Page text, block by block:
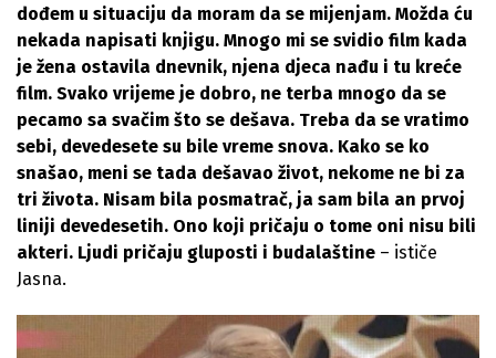
dođem u situaciju da moram da se mijenjam. Možda ću
nekada napisati knjigu. Mnogo mi se svidio film kada
je žena ostavila dnevnik, njena djeca nađu i tu kreće
film. Svako vrijeme je dobro, ne terba mnogo da se
pecamo sa svačim što se dešava. Treba da se vratimo
sebi, devedesete su bile vreme snova. Kako se ko
snašao, meni se tada dešavao život, nekome ne bi za
tri života. Nisam bila posmatrač, ja sam bila an prvoj
liniji devedesetih. Ono koji pričaju o tome oni nisu bili
akteri. Ljudi pričaju gluposti i budalaštine – ističe
Jasna.